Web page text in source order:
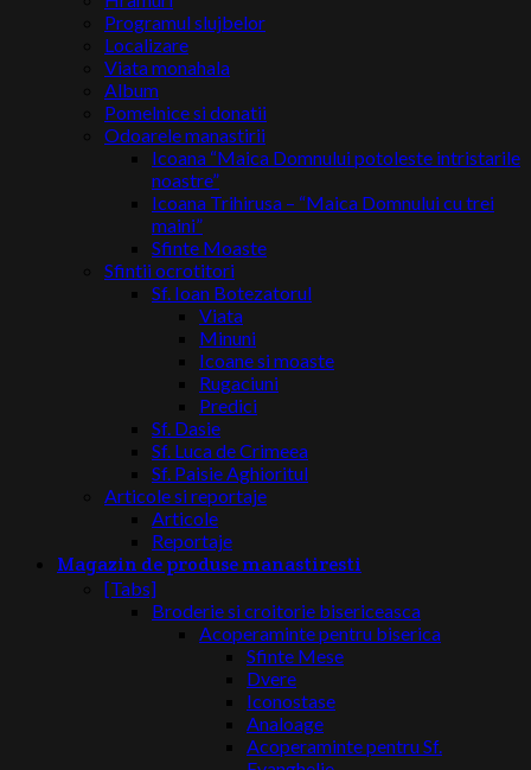
Programul slujbelor
Localizare
Viata monahala
Album
Pomelnice si donatii
Odoarele manastirii
Icoana “Maica Domnului potoleste intristarile
noastre”
Icoana Trihirusa – “Maica Domnului cu trei
maini”
Sfinte Moaste
Sfintii ocrotitori
Sf. Ioan Botezatorul
Viata
Minuni
Icoane si moaste
Rugaciuni
Predici
Sf. Dasie
Sf. Luca de Crimeea
Sf. Paisie Aghioritul
Articole si reportaje
Articole
Reportaje
Magazin de produse manastiresti
[Tabs]
Broderie si croitorie bisericeasca
Acoperaminte pentru biserica
Sfinte Mese
Dvere
Iconostase
Analoage
Acoperaminte pentru Sf.